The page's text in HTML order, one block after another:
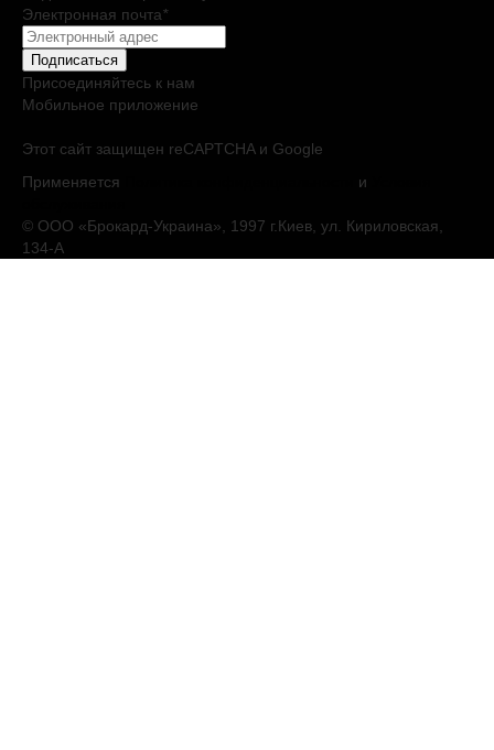
Электронная почта*
Подписаться
Присоединяйтесь к нам
Мобильное приложение
Этот сайт защищен reCAPTCHA и Google
Применяется
и
© ООО «Брокард-Украина», 1997 г.Киев, ул. Кириловская,
134-А